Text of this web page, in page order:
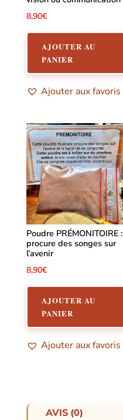
8,90€
AJOUTER AU
PANIER
Ajouter aux favoris
Poudre PRÉMONITOIRE :
procure des songes sur
l’avenir
8,90€
AJOUTER AU
PANIER
Ajouter aux favoris
AVIS (0)